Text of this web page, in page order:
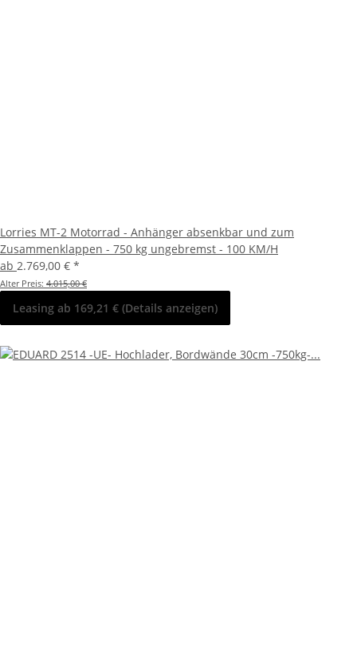
Lorries MT-2 Motorrad - Anhänger absenkbar und zum
Zusammenklappen - 750 kg ungebremst - 100 KM/H
ab 2.769,00 € *
Alter Preis: 4.015,00 €
Leasing ab 169,21 € (Details anzeigen)